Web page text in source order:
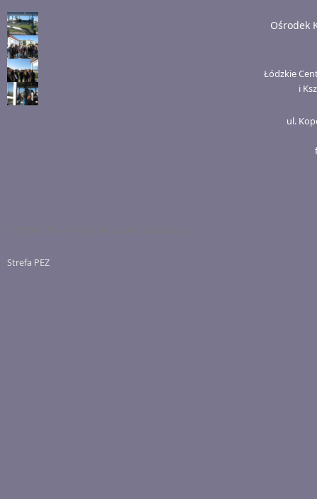
Ośrodek
Łódzkie
i
ul.
Strefa PEZ